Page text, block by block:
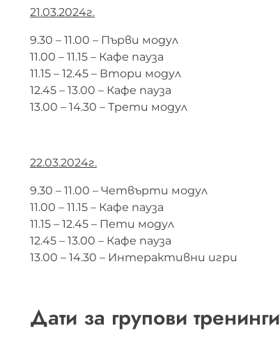
21.03.2024г.
9.30 – 11.00 – Първи модул
11.00 – 11.15 – Кафе пауза
11.15 – 12.45 – Втори модул
12.45 – 13.00 – Кафе пауза
13.00 – 14.30 – Трети модул
22.03.2024г.
9.30 – 11.00 – Четвърти модул
11.00 – 11.15 – Кафе пауза
11.15 – 12.45 – Пети модул
12.45 – 13.00 – Кафе пауза
13.00 – 14.30 – Интерактивни игри
Дати за групови тренинги